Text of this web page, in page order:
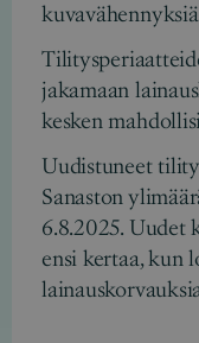
jakamaan
kesken
Uudistuneet
Sanaston
6.8.2025. Uudet
ensi kertaa, kun